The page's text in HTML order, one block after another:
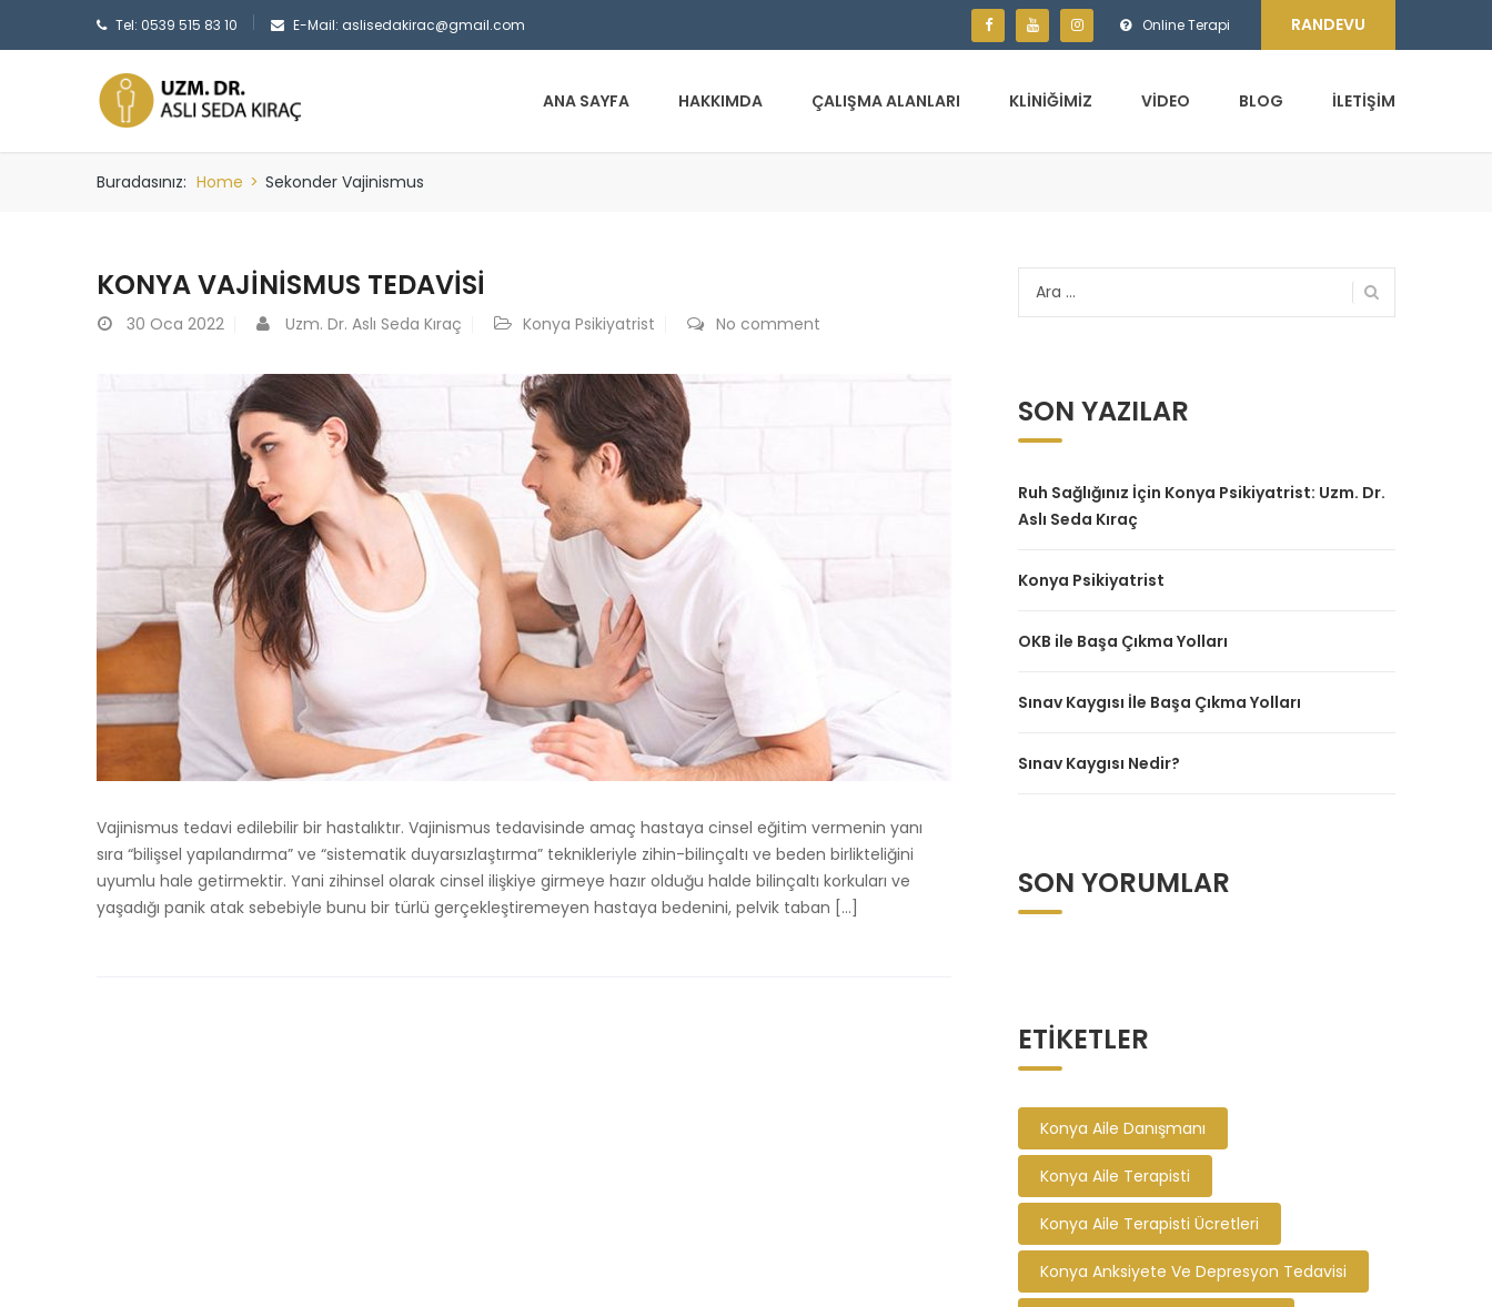
Tel: 0539 515 83 10 E-Mail: aslisedakirac@gmail.com Online Terapi RANDEVU
ANA SAYFA HAKKIMDA ÇALIŞMA ALANLARI KLINIĞIMIZ VIDEO BLOG İLETIŞIM
Buradasınız: Home > Sekonder Vajinismus
KONYA VAJINISMUS TEDAVISI
30 Oca 2022 Uzm. Dr. Aslı Seda Kıraç Konya Psikiyatrist No comment
Vajinismus tedavi edilebilir bir hastalıktır. Vajinismus tedavisinde amaç hastaya cinsel eğitim vermenin yanı
sıra “bilişsel yapılandırma” ve “sistematik duyarsızlaştırma” teknikleriyle zihin-bilinçaltı ve beden birlikteliğini
uyumlu hale getirmektir. Yani zihinsel olarak cinsel ilişkiye girmeye hazır olduğu halde bilinçaltı korkuları ve
yaşadığı panik atak sebebiyle bunu bir türlü gerçekleştiremeyen hastaya bedenini, pelvik taban […]
SON YAZILAR
Ruh Sağlığınız İçin Konya Psikiyatrist: Uzm. Dr.
Aslı Seda Kıraç
Konya Psikiyatrist
OKB ile Başa Çıkma Yolları
Sınav Kaygısı İle Başa Çıkma Yolları
Sınav Kaygısı Nedir?
SON YORUMLAR
ETIKETLER
Konya Aile Danışmanı
Konya Aile Terapisti
Konya Aile Terapisti Ücretleri
Konya Anksiyete Ve Depresyon Tedavisi